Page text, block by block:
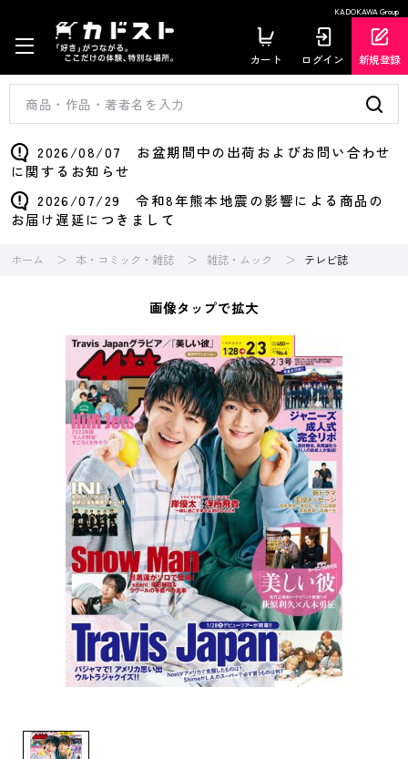
KADOKAWA Group
カート ログイン 新規登録
2026/08/07 お盆期間中の出荷およびお問い合わせ
に関するお知らせ
2026/07/29 令和8年熊本地震の影響による商品の
お届け遅延につきまして
ホーム 本・コミック・雑誌 雑誌・ムック テレビ誌
画像タップで拡大